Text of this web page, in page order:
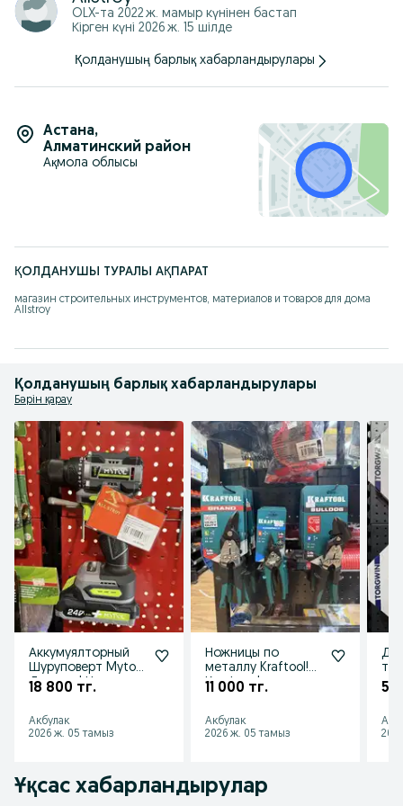
09:00~23:00 с понедельника-субботу
10:00~22:00 воскресенье
ул.Жанкент-96 (пер.Жумабаева)
OLX-та 2022 ж. мамыр күнінен бастап
Кірген күні 2026 ж. 15 шілде
Қолданушың барлық хабарландырулары
Астана,
Алматинский район
Ақмола облысы
ҚОЛДАНУШЫ ТУРАЛЫ АҚПАРАТ
магазин строительных инструментов, материалов и товаров для дома
Allstroy
Қолданушың барлық хабарландырулары
Бәрін қарау
Аккумуялторный
Шуруповерт Mytol!
Досавка! Низкие
Скидки!
18 800 тг.
Акбулак
2026 ж. 05 тамыз
Ножницы по
металлу Kraftool!
Крафтул!
Открыты до 23:00!
НДС!
11 000 тг.
Акбулак
2026 ж. 05 тамыз
5
Ұқсас хабарландырулар